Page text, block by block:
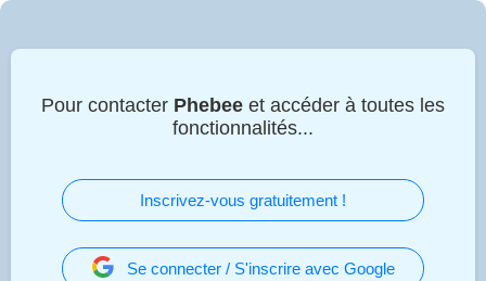
Pour contacter Phebee et accéder à toutes les
fonctionnalités...
Inscrivez-vous gratuitement !
Se connecter / S'inscrire avec Google